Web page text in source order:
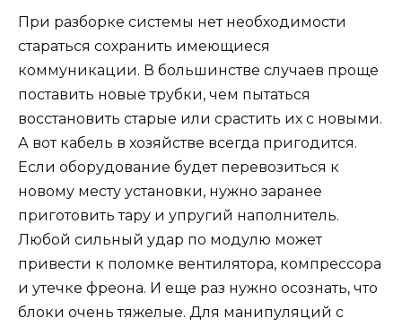
При разборке системы нет необходимости
стараться сохранить имеющиеся
коммуникации. В большинстве случаев проще
поставить новые трубки, чем пытаться
восстановить старые или срастить их с новыми.
А вот кабель в хозяйстве всегда пригодится.
Если оборудование будет перевозиться к
новому месту установки, нужно заранее
приготовить тару и упругий наполнитель.
Любой сильный удар по модулю может
привести к поломке вентилятора, компрессора
и утечке фреона. И еще раз нужно осознать, что
блоки очень тяжелые. Для манипуляций с